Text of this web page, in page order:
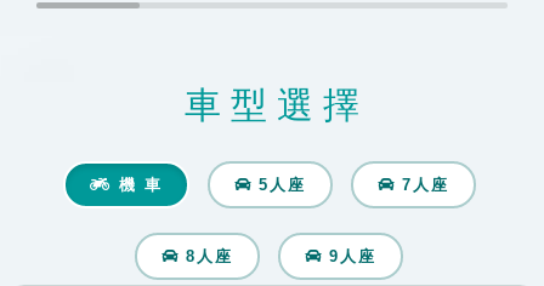
車型選擇
機 車 5人座 7人座
8人座 9人座